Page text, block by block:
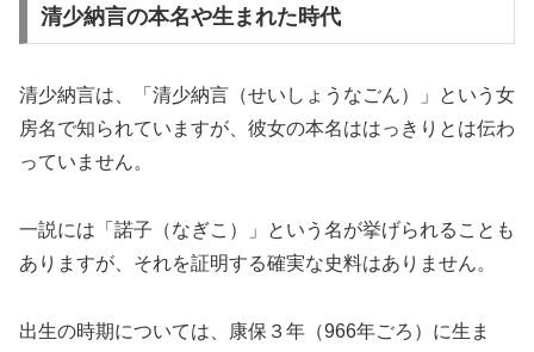
清少納言の本名や生まれた時代
清少納言は、「清少納言（せいしょうなごん）」という女
房名で知られていますが、彼女の本名ははっきりとは伝わ
っていません。
一説には「諾子（なぎこ）」という名が挙げられることも
ありますが、それを証明する確実な史料はありません。
出生の時期については、康保３年（966年ごろ）に生ま